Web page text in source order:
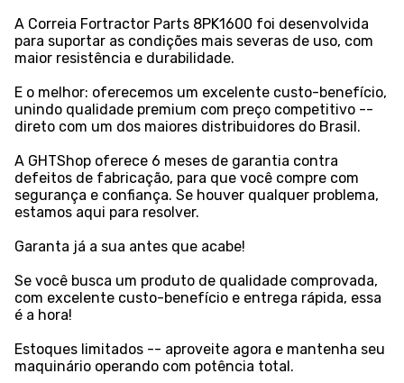
A Correia Fortractor Parts 8PK1600 foi desenvolvida
para suportar as condições mais severas de uso, com
maior resistência e durabilidade.
E o melhor: oferecemos um excelente custo-benefício,
unindo qualidade premium com preço competitivo --
direto com um dos maiores distribuidores do Brasil.
A GHTShop oferece 6 meses de garantia contra
defeitos de fabricação, para que você compre com
segurança e confiança. Se houver qualquer problema,
estamos aqui para resolver.
Garanta já a sua antes que acabe!
Se você busca um produto de qualidade comprovada,
com excelente custo-benefício e entrega rápida, essa
é a hora!
Estoques limitados -- aproveite agora e mantenha seu
maquinário operando com potência total.